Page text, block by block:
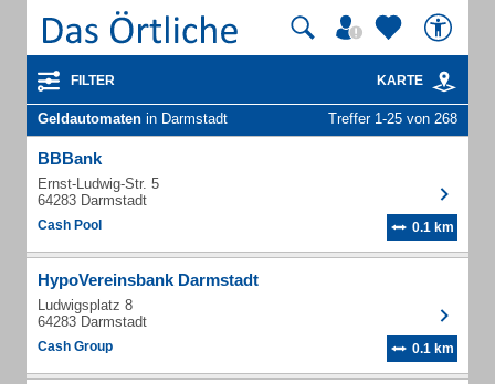
FILTER KARTE
Geldautomaten in Darmstadt Treffer 1-25 von 268
BBBank
Ernst-Ludwig-Str. 5
64283 Darmstadt
Cash Pool 0.1 km
HypoVereinsbank Darmstadt
Ludwigsplatz 8
64283 Darmstadt
Cash Group 0.1 km